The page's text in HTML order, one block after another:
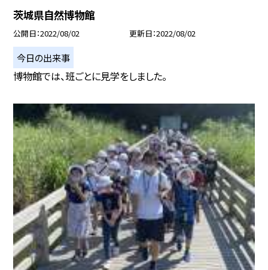
茨城県自然博物館
公開日 2022/08/02 更新日 2022/08/02
今日の出来事
博物館では、班ごとに見学をしました。